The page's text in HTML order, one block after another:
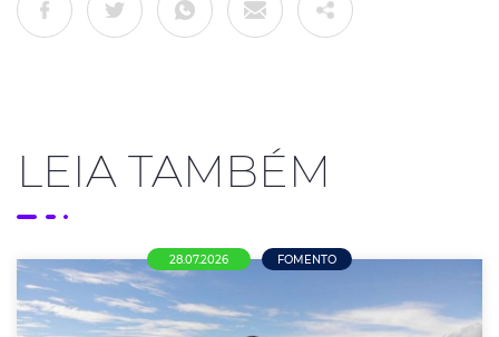
LEIA TAMBÉM
28.07.2026 FOMENTO